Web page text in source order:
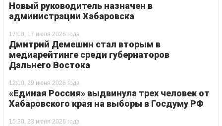
Новый руководитель назначен в
администрации Хабаровска
17:00, 17 июля 2026 года
Дмитрий Демешин стал вторым в
медиарейтинге среди губернаторов
Дальнего Востока
12:10, 29 июня 2026 года
«Единая Россия» выдвинула трех человек от
Хабаровского края на выборы в Госдуму РФ
15:30, 23 июня 2026 года